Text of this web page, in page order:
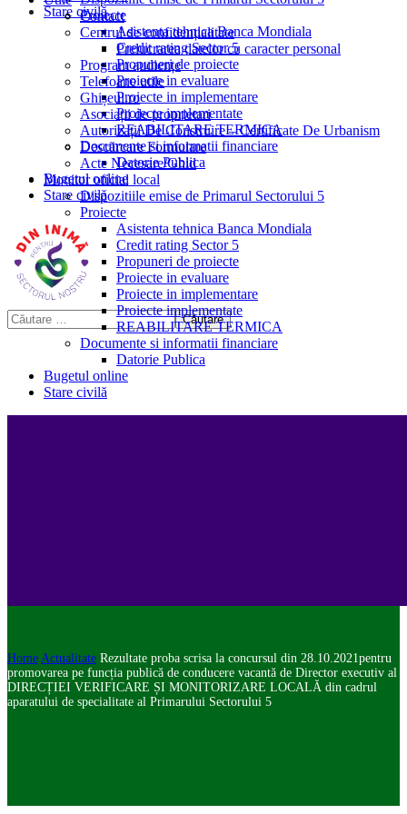
Stare civilă
Proiecte
Asistenta tehnica Banca Mondiala
Credit rating Sector 5
Propuneri de proiecte
Proiecte in evaluare
Proiecte in implementare
Proiecte implementate
REABILITARE TERMICA
Documente si informatii financiare
Datorie Publica
Bugetul online
Stare civilă
Contact
Centrul de confidențialitate
Prelucrarea datelor cu caracter personal
Program audiențe
Telefoane utile
Ghișeul.ro
Asociații de proprietari
Autorizații De Construire – Certificate De Urbanism
Descărcare Formulare
Acte Necesare/Ghid
Monitor oficial local
Dispozitiile emise de Primarul Sectorului 5
Proiecte
Asistenta tehnica Banca Mondiala
Credit rating Sector 5
Propuneri de proiecte
Proiecte in evaluare
Proiecte in implementare
Proiecte implementate
REABILITARE TERMICA
Documente si informatii financiare
Datorie Publica
Bugetul online
Stare civilă
Home Actualitate Rezultate proba scrisa la concursul din 28.10.2021pentru
promovarea pe funcția publică de conducere vacantă de Director executiv al
DIRECȚIEI VERIFICARE ȘI MONITORIZARE LOCALĂ din cadrul
aparatului de specialitate al Primarului Sectorului 5